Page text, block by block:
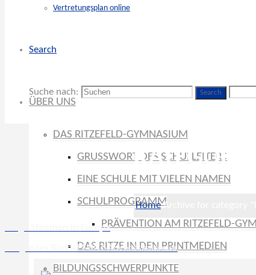
Vertretungsplan online
Search
Suche nach: Search
ÜBER UNS
DAS RITZEFELD-GYMNASIUM
GRUSSWORT DES SCHULLEITERS
EINE SCHULE MIT VIELEN NAMEN
SCHULPROGRAMM
PRÄVENTION AM RITZEFELD-
DAS RITZE IN DEN PRINTMEDIEN
BILDUNGSSCHWERPUNKTE
Home Archive for category
Junge Stimmen in Europa
Ein ganzes Bündel MINT-Adventskalender